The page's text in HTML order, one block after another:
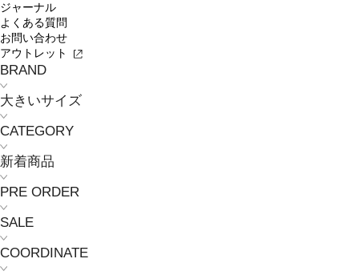
ジャーナル
よくある質問
お問い合わせ
アウトレット
BRAND
大きいサイズ
CATEGORY
新着商品
PRE ORDER
SALE
COORDINATE